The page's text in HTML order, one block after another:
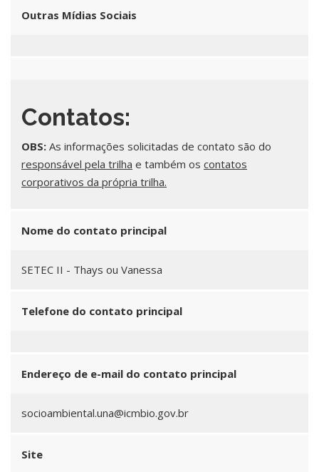
Outras Mídias Sociais
Contatos:
OBS: As informações solicitadas de contato são do
responsável pela trilha e também os contatos
corporativos da própria trilha.
Nome do contato principal
SETEC II - Thays ou Vanessa
Telefone do contato principal
Endereço de e-mail do contato principal
socioambiental.una@icmbio.gov.br
Site